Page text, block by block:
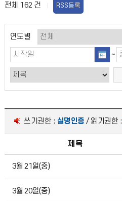
전체 162건 RSS등록
연도별
~
쓰기권한 : 실명인증 / 읽기권한 :
제목
3월 21일(중)
3월 20일(중)